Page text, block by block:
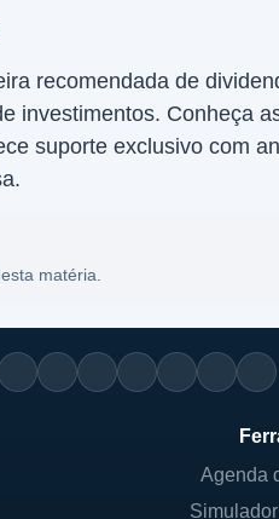
recomendada de
investimentos. Conheça
suporte exclusivo com
matéria.
Agenda